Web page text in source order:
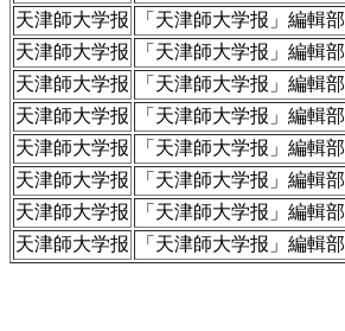
天津師大学报
「天津師大学报」編輯部
天津師大学报
「天津師大学报」編輯部
天津師大学报
「天津師大学报」編輯部
天津師大学报
「天津師大学报」編輯部
天津師大学报
「天津師大学报」編輯部
天津師大学报
「天津師大学报」編輯部
天津師大学报
「天津師大学报」編輯部
天津師大学报
「天津師大学报」編輯部